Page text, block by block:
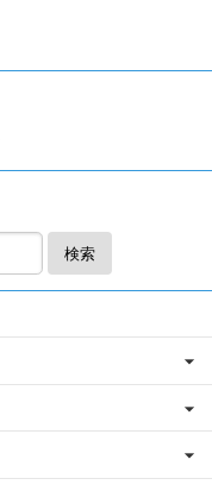
検索